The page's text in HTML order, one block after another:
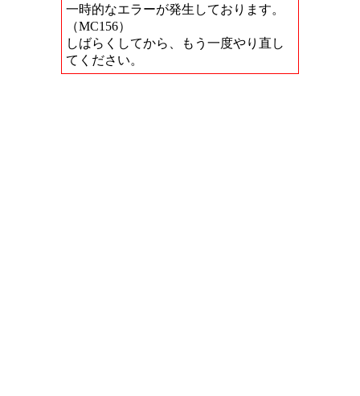
一時的なエラーが発生しております。
（MC156）
しばらくしてから、もう一度やり直し
てください。